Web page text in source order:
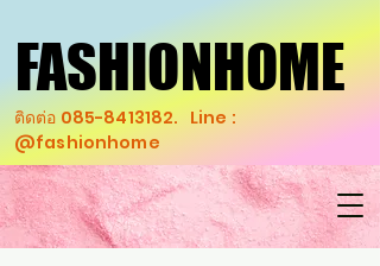
FASHIONHOME
FASHIONHOME
ติดต่อ 085-8413182. Line :
@fashionhome